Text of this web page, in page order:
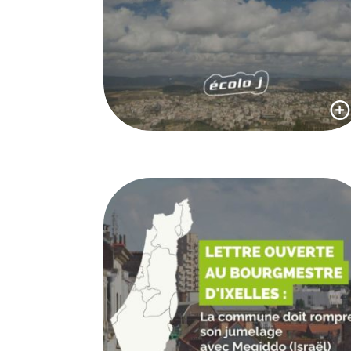
LA COMMUNE
D’IXELLES DOIT
24 septembre 2024